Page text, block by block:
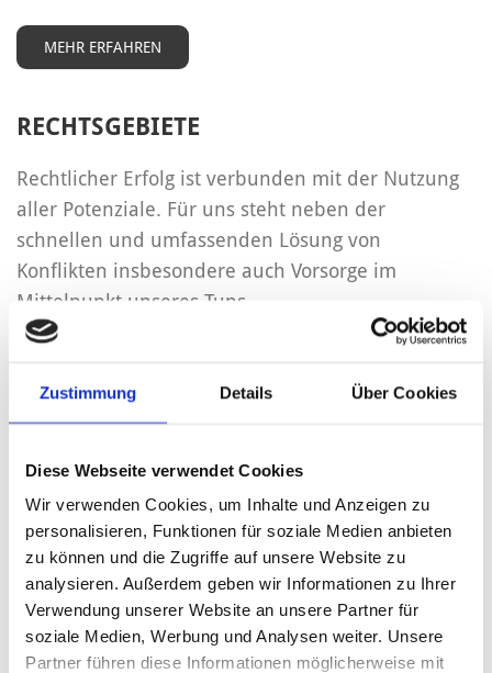
Zustimmung Details Über Cookies
Diese Webseite verwendet Cookies
Wir verwenden Cookies, um Inhalte und Anzeigen zu
personalisieren, Funktionen für soziale Medien anbieten
zu können und die Zugriffe auf unsere Website zu
analysieren. Außerdem geben wir Informationen zu Ihrer
Verwendung unserer Website an unsere Partner für
soziale Medien, Werbung und Analysen weiter. Unsere
Partner führen diese Informationen möglicherweise mit
MEHR ERFAHREN
RECHTSGEBIETE
Rechtlicher Erfolg ist verbunden mit der Nutzung
aller Potenziale. Für uns steht neben der
schnellen und umfassenden Lösung von
Konflikten insbesondere auch Vorsorge im
Mittelpunkt unseres Tuns.
kostengünstige Hilfe ohne Termine und
Wartezeiten in Fragen des Inkasso, Verkehrs- und
Arbeitsrecht sowie Vertrags-
und Schadensmanagements.